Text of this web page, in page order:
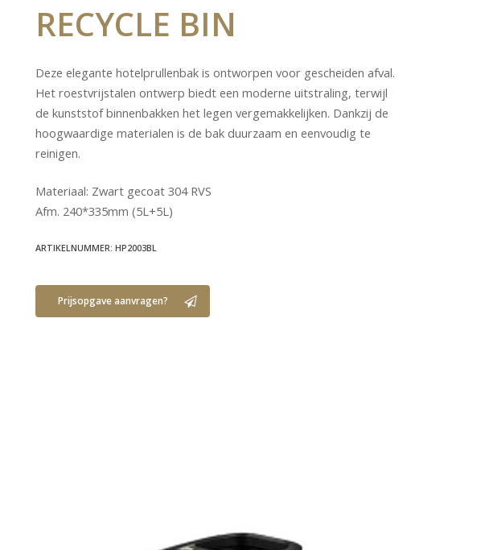
RECYCLE BIN
Deze elegante hotelprullenbak is ontworpen voor gescheiden afval.
Het roestvrijstalen ontwerp biedt een moderne uitstraling, terwijl
de kunststof binnenbakken het legen vergemakkelijken. Dankzij de
hoogwaardige materialen is de bak duurzaam en eenvoudig te
reinigen.
Materiaal: Zwart gecoat 304 RVS
Afm. 240*335mm (5L+5L)
ARTIKELNUMMER: HP2003BL
Prijsopgave aanvragen?